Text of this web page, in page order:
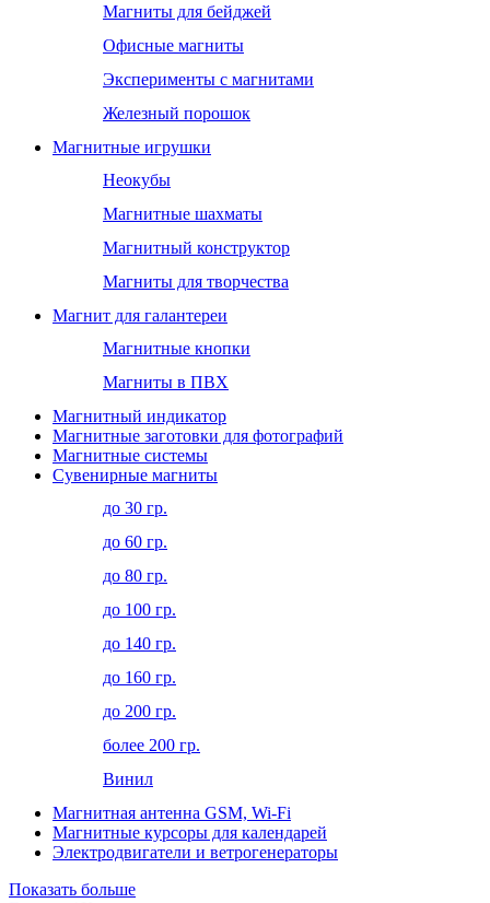
Магниты для бейджей
Офисные магниты
Эксперименты с магнитами
Железный порошок
Магнитные игрушки
Неокубы
Магнитные шахматы
Магнитный конструктор
Магниты для творчества
Магнит для галантереи
Магнитные кнопки
Магниты в ПВХ
Магнитный индикатор
Магнитные заготовки для фотографий
Магнитные системы
Сувенирные магниты
до 30 гр.
до 60 гр.
до 80 гр.
до 100 гр.
до 140 гр.
до 160 гр.
до 200 гр.
более 200 гр.
Винил
Магнитная антенна GSM, Wi-Fi
Магнитные курсоры для календарей
Электродвигатели и ветрогенераторы
Показать больше